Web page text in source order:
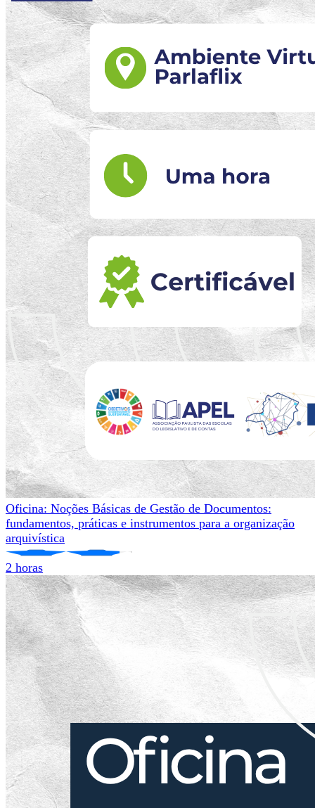
Oficina: Noções Básicas de Gestão de Documentos:
fundamentos, práticas e instrumentos para a organização
arquivística
2 horas